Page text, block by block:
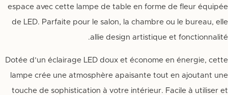
espace avec cette lampe de table en forme de fleur équipée
de LED. Parfaite pour le salon, la chambre ou le bureau, elle
allie design artistique et fonctionnalité.
Dotée d’un éclairage LED doux et économe en énergie, cette
lampe crée une atmosphère apaisante tout en ajoutant une
touche de sophistication à votre intérieur. Facile à utiliser et